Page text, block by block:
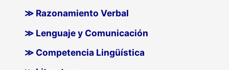
≫ Razonamiento Verbal
≫ Lenguaje y Comunicación
≫ Competencia Lingüística